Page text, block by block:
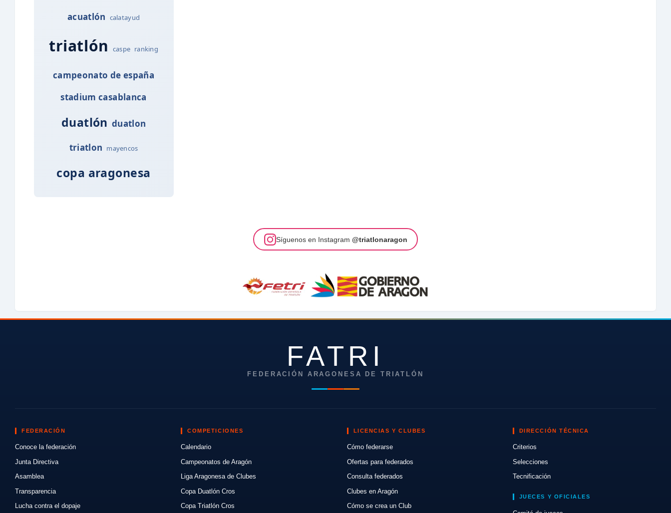
acuatlón calatayud
triatlón caspe ranking
campeonato de españa
stadium casablanca
duatlón duatlon
triatlon mayencos
copa aragonesa
Síguenos en Instagram @triatlonaragon
FATRI
FEDERACIÓN ARAGONESA DE TRIATLÓN
FEDERACIÓN
Conoce la federación
Junta Directiva
Asamblea
Transparencia
Lucha contra el dopaje
COMPETICIONES
Calendario
Campeonatos de Aragón
Liga Aragonesa de Clubes
Copa Duatlón Cros
Copa Triatlón Cros
LICENCIAS Y CLUBES
Cómo federarse
Ofertas para federados
Consulta federados
Clubes en Aragón
Cómo se crea un Club
DIRECCIÓN TÉCNICA
Criterios
Selecciones
Tecnificación
JUECES Y OFICIALES